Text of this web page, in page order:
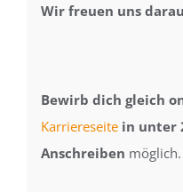
Wir freuen uns
Bewirb dich gleich
Karriereseite in unter
Anschreiben möglich.